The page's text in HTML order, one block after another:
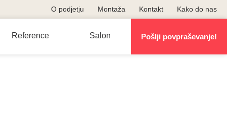
O podjetju Montaža Kontakt Kako do nas
Reference Salon Pošlji povpraševanje!